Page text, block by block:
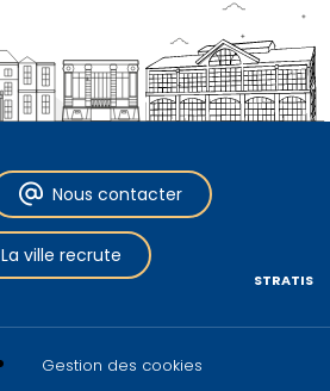
Nous contacter
La ville recrute
Gestion des cookies
STRATIS